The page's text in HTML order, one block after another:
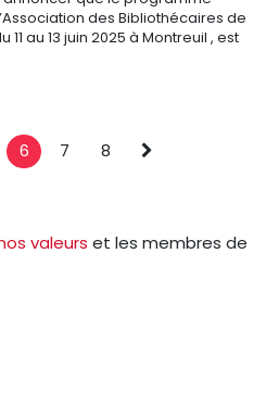
des Bibliothécaires de
au 13 juin 2025 à Montreuil , est
6 7
8
valeurs et les membres de